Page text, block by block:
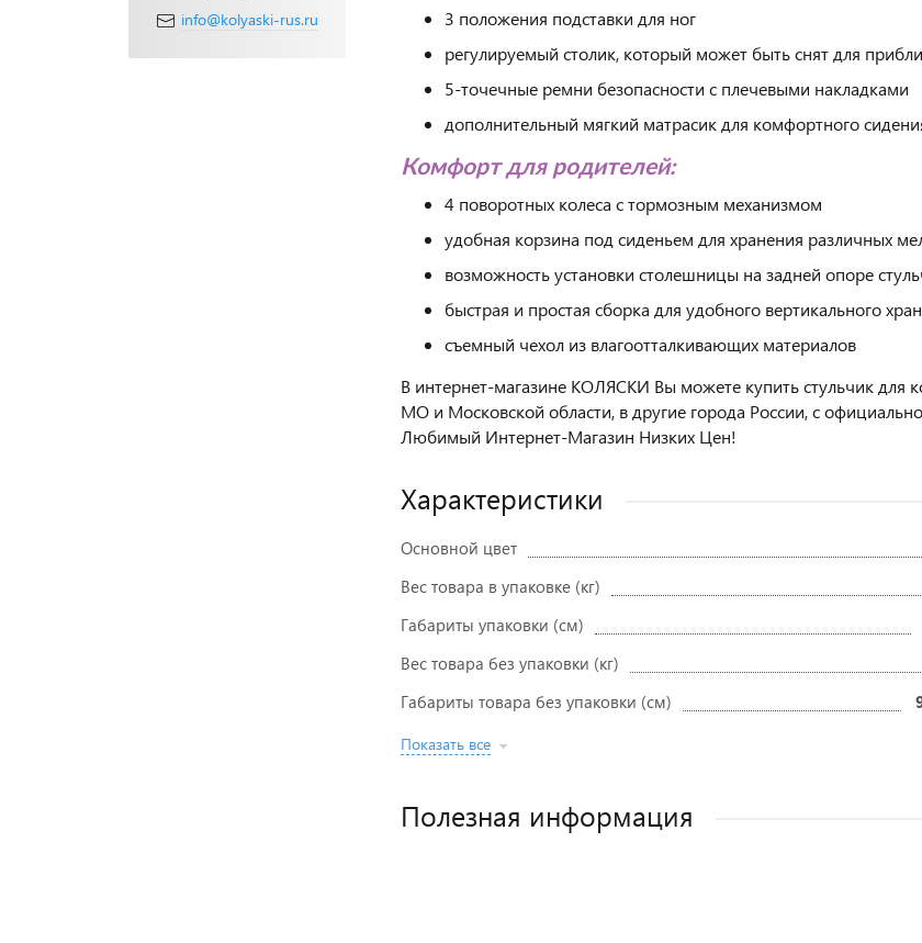
info@kolyaski-rus.ru
3 положения подставки для ног
регулируемый столик, который может быть снят для
5-точечные ремни безопасности с плечевыми накладками
дополнительный мягкий матрасик для комфортного
Комфорт для родителей:
4 поворотных колеса с тормозным механизмом
удобная корзина под сиденьем для хранения различных
возможность установки столешницы на задней опоре
быстрая и простая сборка для удобного вертикального
съемный чехол из влагоотталкивающих материалов
В интернет-магазине КОЛЯСКИ Вы можете купить стульчик для
МО и Московской области, в другие города России, с
Любимый Интернет-Магазин Низких Цен!
Характеристики
Основной цвет
Вес товара в упаковке (кг)
Габариты упаковки (см)
Вес товара без упаковки (кг)
Габариты товара без упаковки (см)
Показать все
Полезная информация